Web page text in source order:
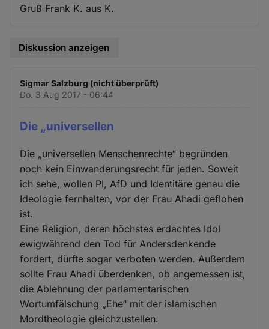
Gruß Frank K. aus K.
Diskussion anzeigen
Sigmar Salzburg (nicht überprüft)
Do. 3 Aug 2017 - 06:44
Die „universellen
Die „universellen Menschenrechte“ begründen
noch kein Einwanderungsrecht für jeden. Soweit
ich sehe, wollen PI, AfD und Identitäre genau die
Ideologie fernhalten, vor der Frau Ahadi geflohen
ist.
Eine Religion, deren höchstes erdachtes Idol
ewigwährend den Tod für Andersdenkende
fordert, dürfte sogar verboten werden. Außerdem
sollte Frau Ahadi überdenken, ob angemessen ist,
die Ablehnung der parlamentarischen
Wortumfälschung „Ehe“ mit der islamischen
Mordtheologie gleichzustellen.